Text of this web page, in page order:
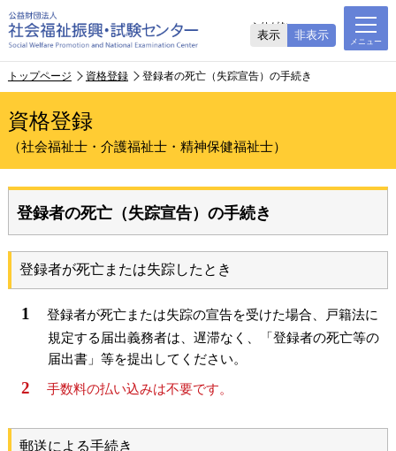
ふりがな
表示 非表示
トップページ 資格登録 登録者の死亡（失踪宣告）の手続き
資格登録
（社会福祉士・介護福祉士・精神保健福祉士）
登録者の死亡（失踪宣告）の手続き
登録者が死亡または失踪したとき
登録者が死亡または失踪の宣告を受けた場合、戸籍法に
規定する届出義務者は、遅滞なく、「登録者の死亡等の
届出書」等を提出してください。
手数料の払い込みは不要です。
郵送による手続き